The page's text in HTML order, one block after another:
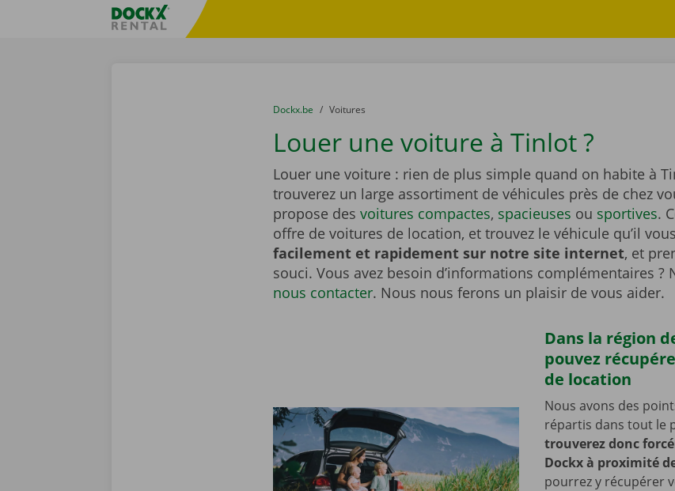
sitename
You are here:
du
Dockx.be to
Voitures
Louer une voiture à Tinlot ?
Louer une voiture : rien de plus simple quand on habite à
trouverez un large assortiment de véhicules près de chez
propose des voitures compactes, spacieuses ou sportives.
offre de voitures de location, et trouvez le véhicule qu’il
facilement et rapidement sur notre site internet, et
souci. Vous avez besoin d’informations complémentaires ?
nous contacter. Nous nous ferons un plaisir de vous aider.
Dans la région
pouvez
de location
Nous avons des
répartis dans tout le
trouverez donc
Dockx à proximité
pourrez y récupérer